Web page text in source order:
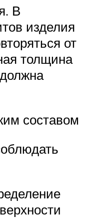
В
изделия
от
толщина
составом